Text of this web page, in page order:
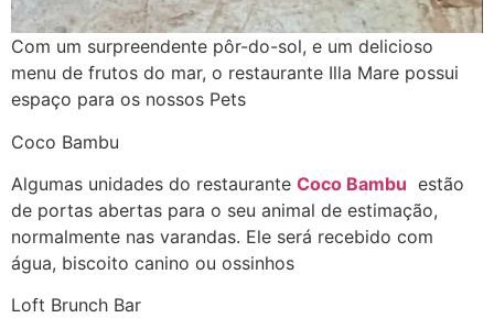
Com um surpreendente pôr-do-sol, e um delicioso
menu de frutos do mar, o restaurante Illa Mare possui
espaço para os nossos Pets
Coco Bambu
Algumas unidades do restaurante Coco Bambu estão
de portas abertas para o seu animal de estimação,
normalmente nas varandas. Ele será recebido com
água, biscoito canino ou ossinhos
Loft Brunch Bar